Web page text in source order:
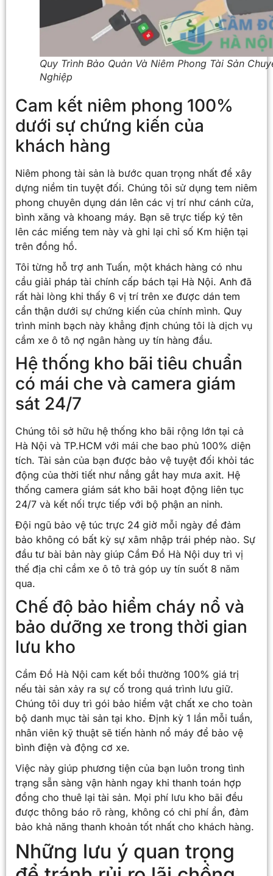
Quy Trình Bảo Quản Và Niêm Phong Tài Sản
Nghiệp
Cam kết niêm phong 100%
dưới sự chứng kiến của
khách hàng
Niêm phong tài sản là bước quan trọng nhất để xây
dựng niềm tin tuyệt đối. Chúng tôi sử dụng tem niêm
phong chuyên dụng dán lên các vị trí như cánh cửa,
bình xăng và khoang máy. Bạn sẽ trực tiếp ký tên
lên các miếng tem này và ghi lại chỉ số Km hiện tại
trên đồng hồ.
Tôi từng hỗ trợ anh Tuấn, một khách hàng có nhu
cầu giải pháp tài chính cấp bách tại Hà Nội. Anh đã
rất hài lòng khi thấy 6 vị trí trên xe được dán tem
cẩn thận dưới sự chứng kiến của chính mình. Quy
trình minh bạch này khẳng định chúng tôi là dịch vụ
cầm xe ô tô nợ ngân hàng uy tín hàng đầu.
Hệ thống kho bãi tiêu chuẩn
có mái che và camera giám
sát 24/7
Chúng tôi sở hữu hệ thống kho bãi rộng lớn tại cả
Hà Nội và TP.HCM với mái che bao phủ 100% diện
tích. Tài sản của bạn được bảo vệ tuyệt đối khỏi tác
động của thời tiết như nắng gắt hay mưa axit. Hệ
thống camera giám sát kho bãi hoạt động liên tục
24/7 và kết nối trực tiếp với bộ phận an ninh.
Đội ngũ bảo vệ túc trực 24 giờ mỗi ngày để đảm
bảo không có bất kỳ sự xâm nhập trái phép nào. Sự
đầu tư bài bản này giúp Cầm Đồ Hà Nội duy trì vị
thế địa chỉ cầm xe ô tô trả góp uy tín suốt 8 năm
qua.
Chế độ bảo hiểm cháy nổ và
bảo dưỡng xe trong thời gian
lưu kho
Cầm Đồ Hà Nội cam kết bồi thường 100% giá trị
nếu tài sản xảy ra sự cố trong quá trình lưu giữ.
Chúng tôi duy trì gói bảo hiểm vật chất xe cho toàn
bộ danh mục tài sản tại kho. Định kỳ 1 lần mỗi tuần,
nhân viên kỹ thuật sẽ tiến hành nổ máy để bảo vệ
bình điện và động cơ xe.
Việc này giúp phương tiện của bạn luôn trong tình
trạng sẵn sàng vận hành ngay khi thanh toán hợp
đồng cho thuê lại tài sản. Mọi phí lưu kho bãi đều
được thông báo rõ ràng, không có chi phí ẩn, đảm
bảo khả năng thanh khoản tốt nhất cho khách hàng.
Những lưu ý quan trọng